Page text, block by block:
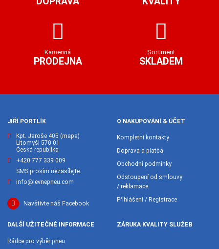
Kamenná
PRODEJNA
Sortiment
SKLADEM
JIŘÍ PORTLÍK
Kpt. Jaroše 405 (mapa)
Litomyšl 570 01
Česká republika
+420 777 339 009
SMS prosím nezasílejte.
info@levnepneu.com
Navštivte náš Facebook
O NAKUPOVÁNÍ & ÚČET
Kompletní kontakty
Doprava a platba
Obchodní podmínky
Odstoupení od smlouvy
/ reklamace
Přihlášení / Registrace
DALŠÍ UŽITEČNÉ INFORMACE
Rádce pro výběr pneu
ZÁRUKA KVALITY SLUŽEB